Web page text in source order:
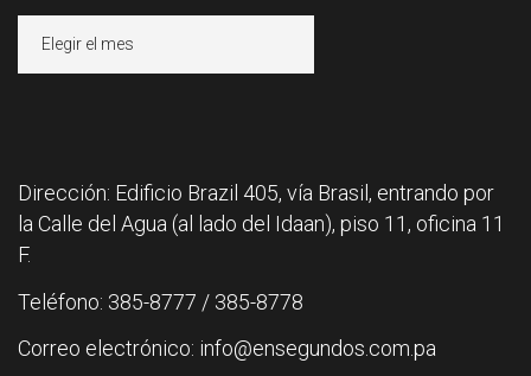
Dirección: Edificio Brazil 405, vía Brasil, entrando por
la Calle del Agua (al lado del Idaan), piso 11, oficina 11
F.
Teléfono: 385-8777 / 385-8778
Correo electrónico: info@ensegundos.com.pa